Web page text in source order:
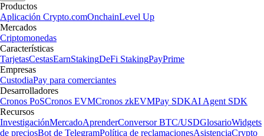
Productos
Aplicación Crypto.comOnchainLevel Up
Mercados
Criptomonedas
Características
TarjetasCestasEarnStakingDeFi StakingPayPrime
Empresas
CustodiaPay para comerciantes
Desarrolladores
Cronos PoSCronos EVMCronos zkEVMPay SDKAI Agent SDK
Recursos
InvestigaciónMercadoAprenderConversor BTC/USDGlosarioWidgets
de preciosBot de TelegramPolítica de reclamacionesAsistenciaCrypto